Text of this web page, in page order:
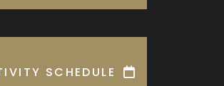
SCHEDULE